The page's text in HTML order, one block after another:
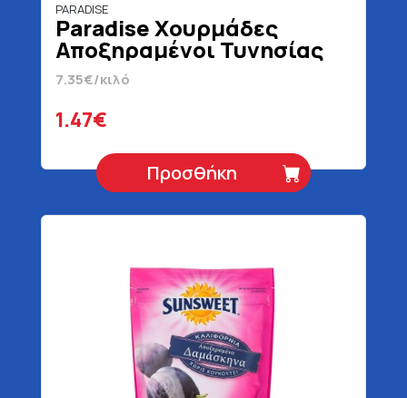
PARADISE
Paradise Χουρμάδες
Αποξηραμένοι Τυνησίας
200 gr
7.35€/κιλό
1.47€
Προσθήκη